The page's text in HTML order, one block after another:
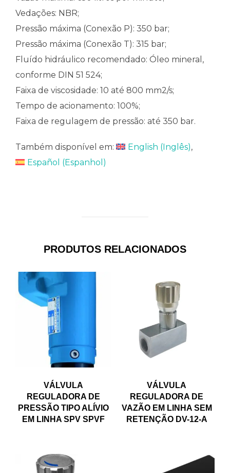
Vedações: NBR;
Pressão máxima (Conexão P): 350 bar;
Pressão máxima (Conexão T): 315 bar;
Fluído hidráulico recomendado: Óleo mineral,
conforme DIN 51 524;
Faixa de viscosidade: 10 até 800 mm2/s;
Tempo de acionamento: 100%;
Faixa de regulagem de pressão: até 350 bar.
Também disponível em: English (Inglês)
Español (Espanhol )
PRODUTOS RELACIONADOS
VÁLVULA
REGULADORA DE
PRESSÃO TIPO ALÍVIO
EM LINHA SPV SPVF
VÁLVULA
REGULADORA DE
VAZÃO EM LINHA SEM
RETENÇÃO DV-12-A